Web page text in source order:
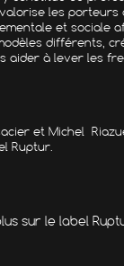
les
et sociale
différents,
aider à lever les
et Michel
Ruptur.
sur le label